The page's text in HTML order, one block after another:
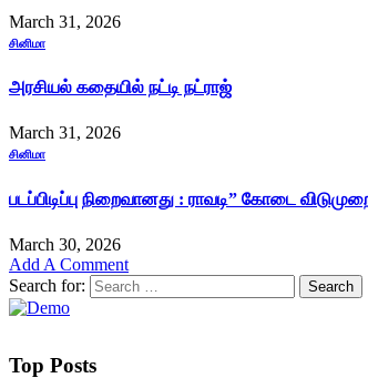
March 31, 2026
சினிமா
அரசியல் கதையில் நட்டி நட்ராஜ்
March 31, 2026
சினிமா
படப்பிடிப்பு நிறைவானது : ராவடி” கோடை
March 30, 2026
Add A Comment
Search for:
Top Posts